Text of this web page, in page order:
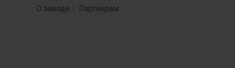
О заводе Партнерам